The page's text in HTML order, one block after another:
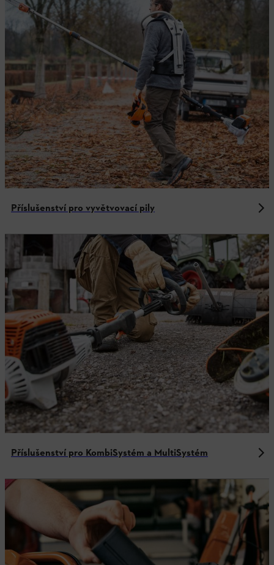
Příslušenství pro vyvětvovací pily
Příslušenství pro KombiSystém a MultiSystém